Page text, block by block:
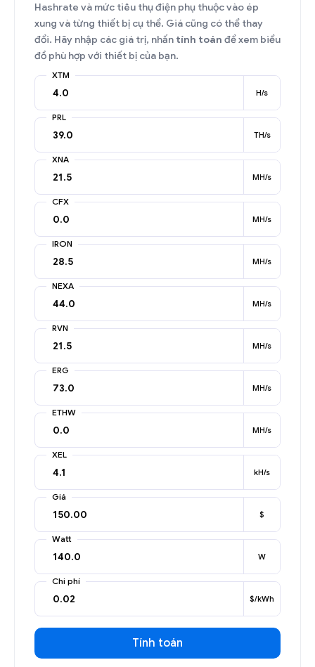
Hashrate và mức tiêu thụ điện phụ thuộc vào ép
xung và từng thiết bị cụ thể. Giá cũng có thể thay
đổi. Hãy nhập các giá trị, nhấn tính toán để xem biểu
đồ phù hợp với thiết bị của bạn.
XTM
H/s
PRL
TH/s
XNA
MH/s
CFX
MH/s
IRON
MH/s
NEXA
MH/s
RVN
MH/s
ERG
MH/s
ETHW
MH/s
XEL
kH/s
Giá
$
Watt
W
Chi phí
$/kWh
Tính toán